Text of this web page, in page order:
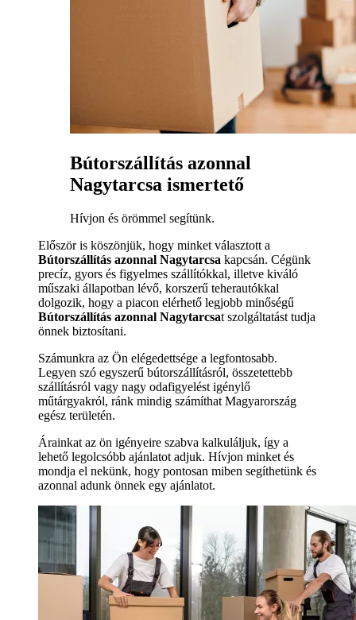
Bútorszállítás azonnal
Nagytarcsa ismertető
Hívjon és örömmel segítünk.
Először is köszönjük, hogy minket választott a
Bútorszállítás azonnal Nagytarcsa kapcsán. Cégünk
precíz, gyors és figyelmes szállítókkal, illetve kiváló
műszaki állapotban lévő, korszerű teherautókkal
dolgozik, hogy a piacon elérhető legjobb minőségű
Bútorszállítás azonnal Nagytarcsat szolgáltatást tudja
önnek biztosítani.
Számunkra az Ön elégedettsége a legfontosabb.
Legyen szó egyszerű bútorszállításról, összetettebb
szállításról vagy nagy odafigyelést igénylő
műtárgyakról, ránk mindig számíthat Magyarország
egész területén.
Árainkat az ön igényeire szabva kalkuláljuk, így a
lehető legolcsóbb ajánlatot adjuk. Hívjon minket és
mondja el nekünk, hogy pontosan miben segíthetünk és
azonnal adunk önnek egy ajánlatot.